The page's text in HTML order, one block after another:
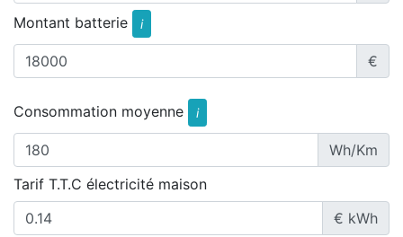
Montant batterie
i
€
Consommation moyenne i
Wh/Km
Tarif T.T.C électricité maison
€ kWh